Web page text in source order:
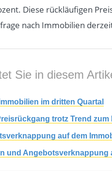
Diese rückläufigen
nach Immobilien
Sie in diesem
im dritten Quartal
trotz Trend zum
auf dem
und Angebotsverknappung